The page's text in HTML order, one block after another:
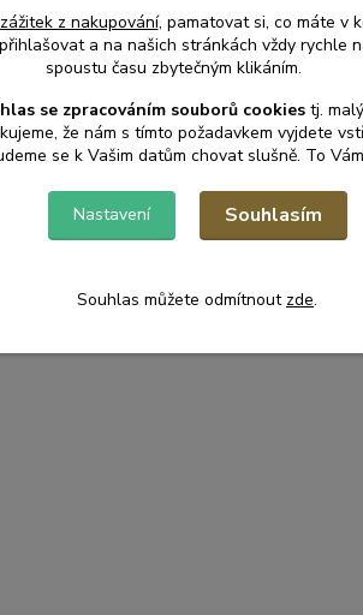
z nakupování, pamatovat si, co máte v
a na našich stránkách vždy rychle
spoustu času zbytečným klikáním.
se zpracováním souborů cookies tj.
že nám s tímto požadavkem vyjdete
se k Vašim datům chovat slušně. To
Nastavení Souhlasím
Souhlas můžete odmítnout zde.